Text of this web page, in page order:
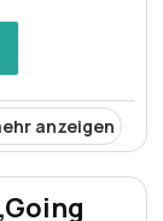
anzeigen
of the